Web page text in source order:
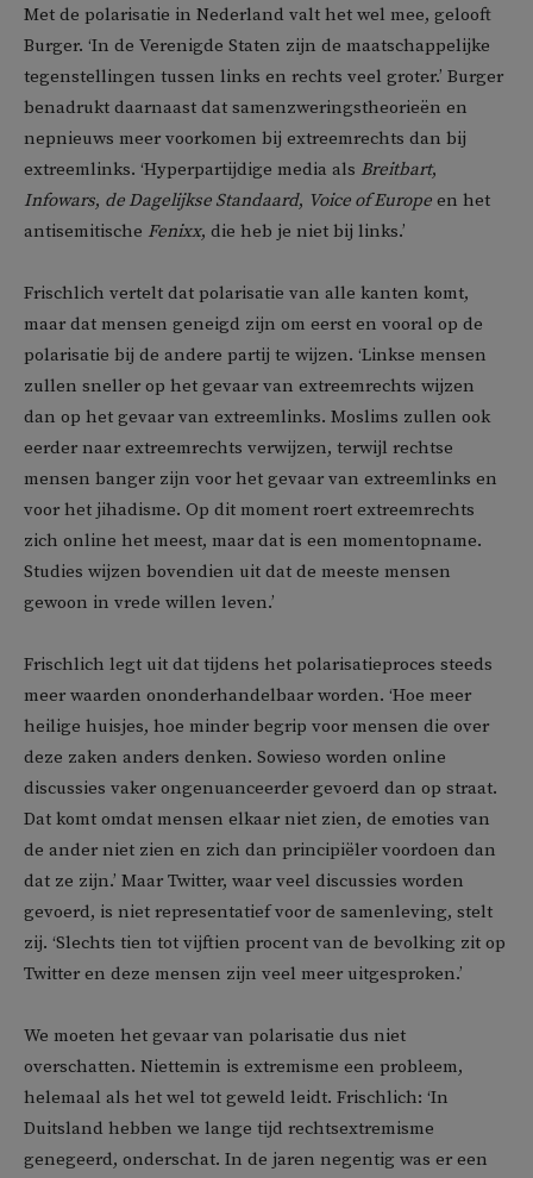
Met de polarisatie in Nederland valt het wel mee, gelooft
Burger. ‘In de Verenigde Staten zijn de maatschappelijke
tegenstellingen tussen links en rechts veel groter.’ Burger
benadrukt daarnaast dat samenzweringstheorieën en
nepnieuws meer voorkomen bij extreemrechts dan bij
extreemlinks. ‘Hyperpartijdige media als Breitbart,
Infowars, de Dagelijkse Standaard, Voice of Europe en het
antisemitische Fenixx, die heb je niet bij links.’
Frischlich vertelt dat polarisatie van alle kanten komt,
maar dat mensen geneigd zijn om eerst en vooral op de
polarisatie bij de andere partij te wijzen. ‘Linkse mensen
zullen sneller op het gevaar van extreemrechts wijzen
dan op het gevaar van extreemlinks. Moslims zullen ook
eerder naar extreemrechts verwijzen, terwijl rechtse
mensen banger zijn voor het gevaar van extreemlinks en
voor het jihadisme. Op dit moment roert extreemrechts
zich online het meest, maar dat is een momentopname.
Studies wijzen bovendien uit dat de meeste mensen
gewoon in vrede willen leven.’
Frischlich legt uit dat tijdens het polarisatieproces steeds
meer waarden ononderhandelbaar worden. ‘Hoe meer
heilige huisjes, hoe minder begrip voor mensen die over
deze zaken anders denken. Sowieso worden online
discussies vaker ongenuanceerder gevoerd dan op straat.
Dat komt omdat mensen elkaar niet zien, de emoties van
de ander niet zien en zich dan principiëler voordoen dan
dat ze zijn.’ Maar Twitter, waar veel discussies worden
gevoerd, is niet representatief voor de samenleving, stelt
zij. ‘Slechts tien tot vijftien procent van de bevolking zit op
Twitter en deze mensen zijn veel meer uitgesproken.’
We moeten het gevaar van polarisatie dus niet
overschatten. Niettemin is extremisme een probleem,
helemaal als het wel tot geweld leidt. Frischlich: ‘In
Duitsland hebben we lange tijd rechtsextremisme
genegeerd, onderschat. In de jaren negentig was er een